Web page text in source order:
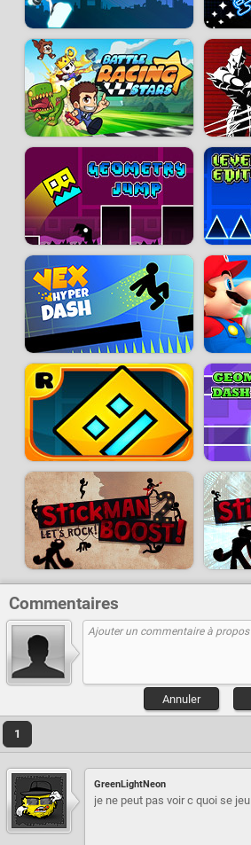
Commentaires
Annuler
1
GreenLightNeon
je ne peut pas voir c quoi se jeu